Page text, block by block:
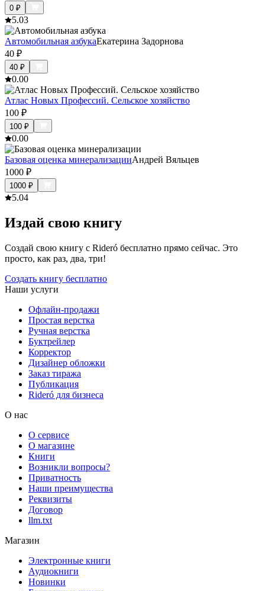
0 ₽
5.03
Автомобильная азбукаЕкатерина Задорнова
40 ₽
40 ₽
0.00
Атлас Новых Профессий. Сельское хозяйство
100 ₽
100 ₽
0.00
Базовая оценка минерализацииАндрей Вяльцев
1000 ₽
1000 ₽
5.04
Издай свою книгу
Создай свою книгу с Rideró бесплатно прямо сейчас. Это
просто, как раз, два, три!
Создать книгу бесплатно
Наши услуги
Офлайн-продажи
Простая верстка
Ручная верстка
Буктрейлер
Корректор
Дизайнер обложки
Заказ тиража
Публикация
Rideró для бизнеса
О нас
О сервисе
О магазине
Книги
Возникли вопросы?
Приватность
Наши преимущества
Реквизиты
Договор
llm.txt
Магазин
Электронные книги
Аудиокниги
Новинки